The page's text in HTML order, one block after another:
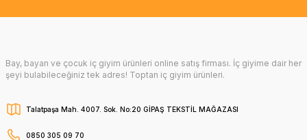
Bay, bayan ve çocuk iç giyim ürünleri online satış firması. İç giyime dair her
şeyi bulabileceğiniz tek adres! Toptan iç giyim ürünleri.
Talatpaşa Mah. 4007. Sok. No:20 GİPAŞ TEKSTİL MAĞAZASI
0850 305 09 70